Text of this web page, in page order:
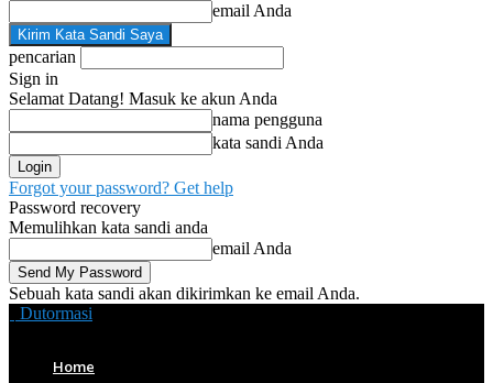
email Anda
pencarian
Sign in
Selamat Datang! Masuk ke akun Anda
nama pengguna
kata sandi Anda
Forgot your password? Get help
Password recovery
Memulihkan kata sandi anda
email Anda
Sebuah kata sandi akan dikirimkan ke email Anda.
Dutormasi
Home